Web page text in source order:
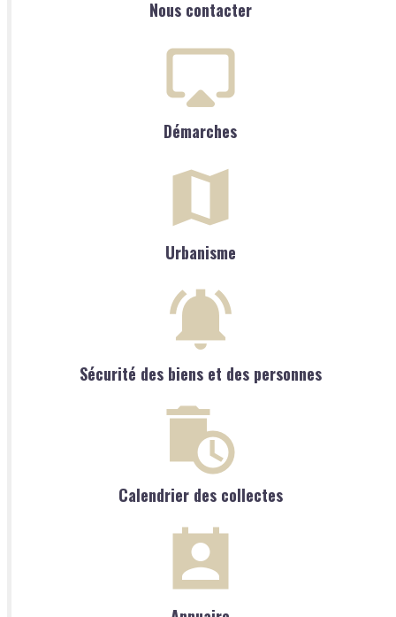
Nous contacter
Démarches
Urbanisme
Sécurité des biens et des personnes
Calendrier des collectes